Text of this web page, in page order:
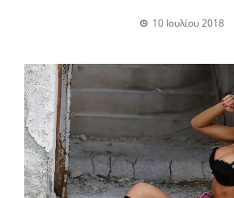
10 Ιουλίου 2018